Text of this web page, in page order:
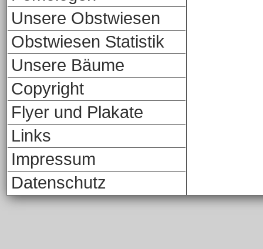
Unsere Obstwiesen
Obstwiesen Statistik
Unsere Bäume
Copyright
Flyer und Plakate
Links
Impressum
Datenschutz